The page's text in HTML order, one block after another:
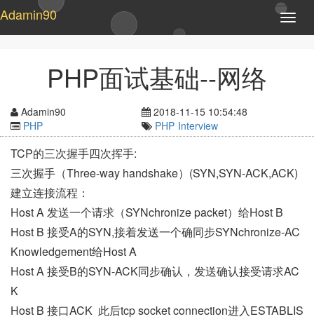
T
o
a
n
Adamin90
PHP面试基础--网络
Adamin90
2018-11-15 10:54:48
PHP
PHP Interview
TCP的三次握手四次挥手:
三次握手（Three-way handshake）(SYN,SYN-ACK,ACK)
建立连接流程：
Host A 发送一个请求（SYNchronize packet）给Host B
Host B 接受A的SYN,接着发送一个确同步SYNchronize-AC
Knowledgement给Host A
Host A 接受B的SYN-ACK同步确认，发送确认接受请求AC
K
Host B 接口ACK 此后tcp socket connection进入ESTABLIS